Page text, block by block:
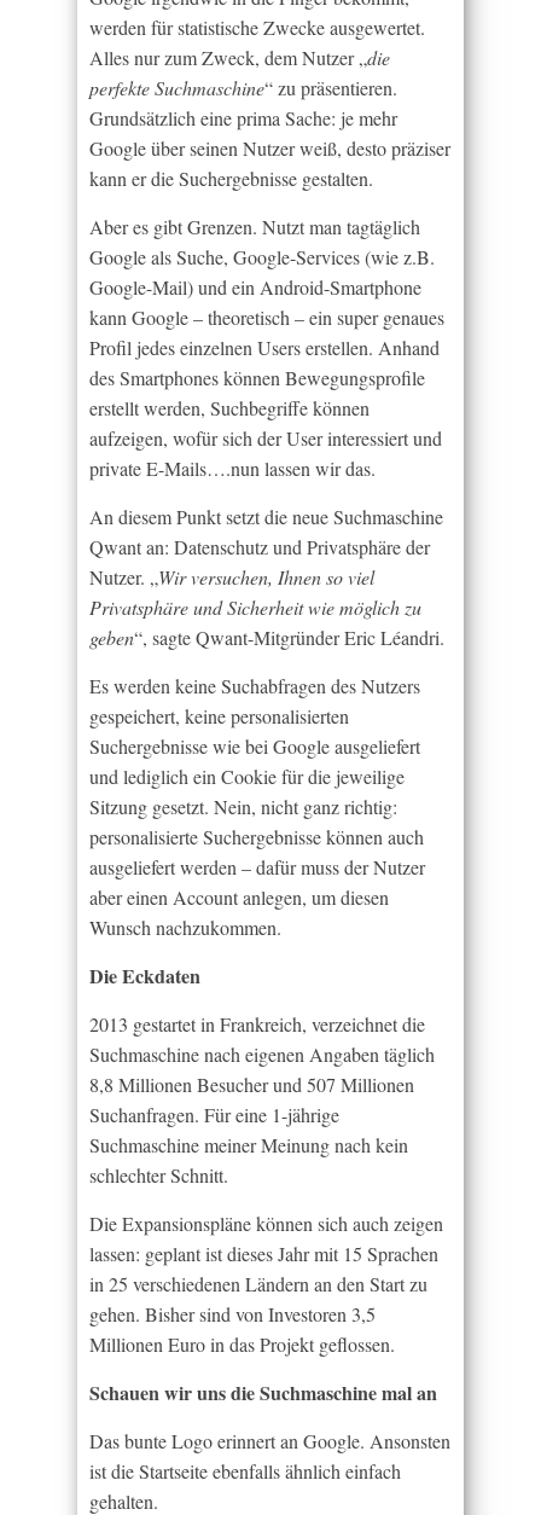
werden für statistische Zwecke ausgewertet.
Alles nur zum Zweck, dem Nutzer „die
perfekte Suchmaschine“ zu präsentieren.
Grundsätzlich eine prima Sache: je mehr
Google über seinen Nutzer weiß, desto präziser
kann er die Suchergebnisse gestalten.
Aber es gibt Grenzen. Nutzt man tagtäglich
Google als Suche, Google-Services (wie z.B.
Google-Mail) und ein Android-Smartphone
kann Google – theoretisch – ein super genaues
Profil jedes einzelnen Users erstellen. Anhand
des Smartphones können Bewegungsprofile
erstellt werden, Suchbegriffe können
aufzeigen, wofür sich der User interessiert und
private E-Mails….nun lassen wir das.
An diesem Punkt setzt die neue Suchmaschine
Qwant an: Datenschutz und Privatsphäre der
Nutzer. „Wir versuchen, Ihnen so viel
Privatsphäre und Sicherheit wie möglich zu
geben“, sagte Qwant-Mitgründer Eric Léandri.
Es werden keine Suchabfragen des Nutzers
gespeichert, keine personalisierten
Suchergebnisse wie bei Google ausgeliefert
und lediglich ein Cookie für die jeweilige
Sitzung gesetzt. Nein, nicht ganz richtig:
personalisierte Suchergebnisse können auch
ausgeliefert werden – dafür muss der Nutzer
aber einen Account anlegen, um diesen
Wunsch nachzukommen.
Die Eckdaten
2013 gestartet in Frankreich, verzeichnet die
Suchmaschine nach eigenen Angaben täglich
8,8 Millionen Besucher und 507 Millionen
Suchanfragen. Für eine 1-jährige
Suchmaschine meiner Meinung nach kein
schlechter Schnitt.
Die Expansionspläne können sich auch zeigen
lassen: geplant ist dieses Jahr mit 15 Sprachen
in 25 verschiedenen Ländern an den Start zu
gehen. Bisher sind von Investoren 3,5
Millionen Euro in das Projekt geflossen.
Schauen wir uns die Suchmaschine mal an
Das bunte Logo erinnert an Google. Ansonsten
ist die Startseite ebenfalls ähnlich einfach
gehalten.